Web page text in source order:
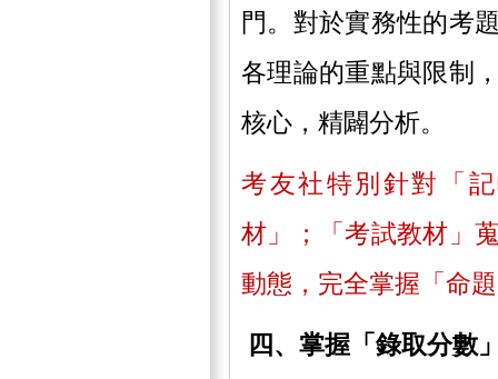
門。對於實務性的考
各理論的重點與限制
核心，精闢分析。
考友社特別針對「
材」；「考試教材」
動態，完全掌握「命
四、掌握「錄取分數